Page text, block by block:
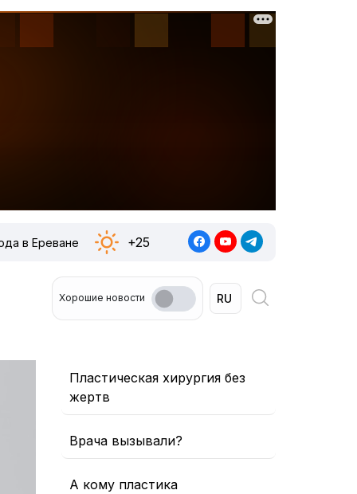
в Ереване +25
Хорошие новости
Пластическая хирургия без
жертв
Врача вызывали?
А кому пластика